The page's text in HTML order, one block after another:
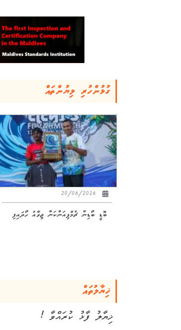
ގުޅުންހުރި ލިޔުންތައް
20/06/2026
ބޮޑީ ބޯޑިން ޗެމްޕިއަންކަން ޖިވާއު ހޯދައިފި
ޚިޔާލުތައް
ޚިޔާލު ފާޅު ކުރައްވާ !